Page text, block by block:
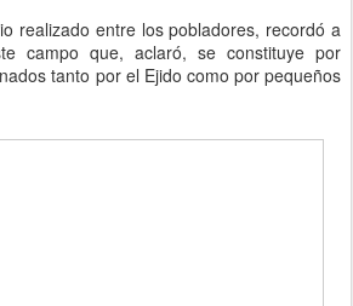
realizado entre los pobladores, recordó a
campo que, aclaró, se constituye por
tanto por el Ejido como por pequeños